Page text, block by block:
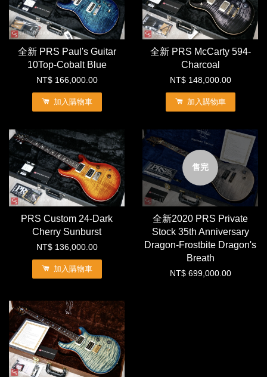
全新 PRS Paul's Guitar
10Top-Cobalt Blue
NT$ 166,000.00
加入購物車
全新 PRS McCarty 594-
Charcoal
NT$ 148,000.00
加入購物車
PRS Custom 24-Dark
Cherry Sunburst
NT$ 136,000.00
加入購物車
售完
全新2020 PRS Private
Stock 35th Anniversary
Dragon-Frostbite Dragon's
Breath
NT$ 699,000.00